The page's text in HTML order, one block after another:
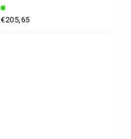
€205,65